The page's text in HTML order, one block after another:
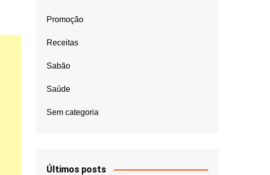
Promoção
Receitas
Sabão
Saúde
Sem categoria
Últimos posts